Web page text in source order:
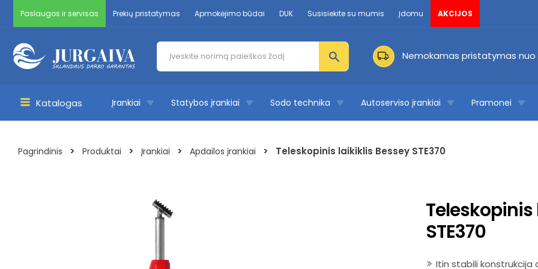
Paslaugos ir servisas Prekių pristatymas Apmokėjimo būdai DUK Susisiekite su mumis Įdomu AKCIJOS
Products
search Nemokamas pristatymas nuo
Katalogas Įrankiai Statybos įrankiai Sodo technika Autoserviso įrankiai Pramonei
Pagrindinis > Produktai > Įrankiai > Apdailos įrankiai > Teleskopinis laikiklis Bessey STE370
STE370
Itin stabili konstrukcija